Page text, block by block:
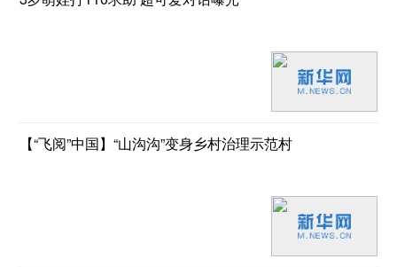
【“飞阅”中国】“山沟沟”变身乡村治理示范村